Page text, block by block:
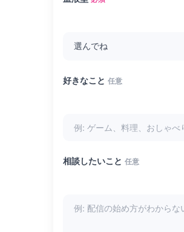
好きなこと 任意
相談したいこと 任意